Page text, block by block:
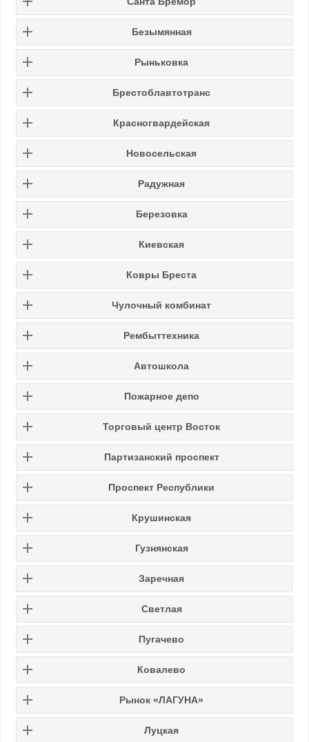
Безымянная
Рыньковка
Брестоблавтотранс
Красногвардейская
Новосельская
Радужная
Березовка
Киевская
Ковры Бреста
Чулочный комбинат
Рембыттехника
Автошкола
Пожарное депо
Торговый центр Восток
Партизанский проспект
Проспект Республики
Крушинская
Гузнянская
Заречная
Светлая
Пугачево
Ковалево
Рынок «ЛАГУНА»
Луцкая